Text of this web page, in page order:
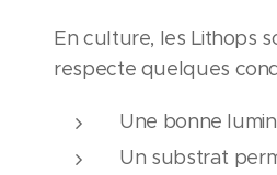
En culture, les Lithops
respecte quelques
Une bonne
Un substrat